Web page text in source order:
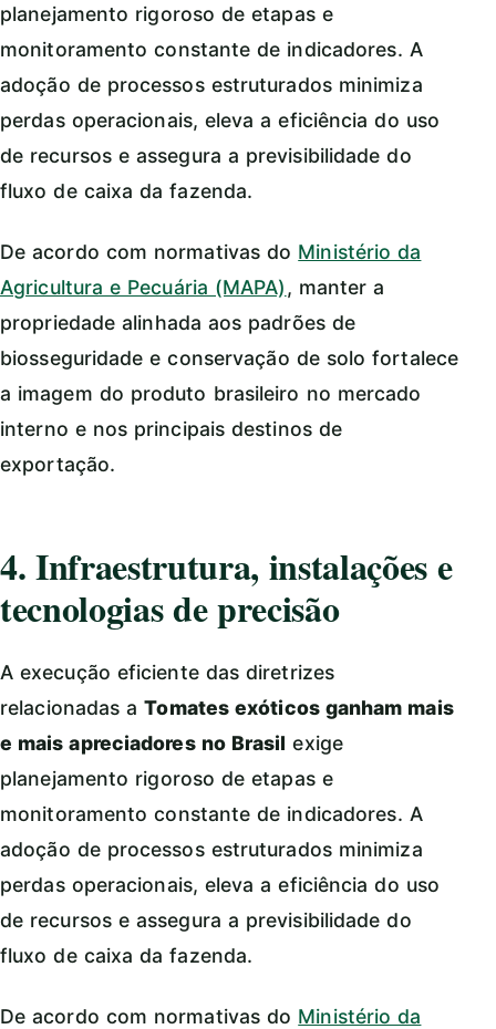
planejamento rigoroso de etapas e
monitoramento constante de indicadores. A
adoção de processos estruturados minimiza
perdas operacionais, eleva a eficiência do uso
de recursos e assegura a previsibilidade do
fluxo de caixa da fazenda.
De acordo com normativas do Ministério da
Agricultura e Pecuária (MAPA), manter a
propriedade alinhada aos padrões de
biosseguridade e conservação de solo fortalece
a imagem do produto brasileiro no mercado
interno e nos principais destinos de
exportação.
4. Infraestrutura, instalações e
tecnologias de precisão
A execução eficiente das diretrizes
relacionadas aTomates exóticos ganham mais
e mais apreciadores no Brasil exige
planejamento rigoroso de etapas e
monitoramento constante de indicadores. A
adoção de processos estruturados minimiza
perdas operacionais, eleva a eficiência do uso
de recursos e assegura a previsibilidade do
fluxo de caixa da fazenda.
De acordo com normativas do Ministério da